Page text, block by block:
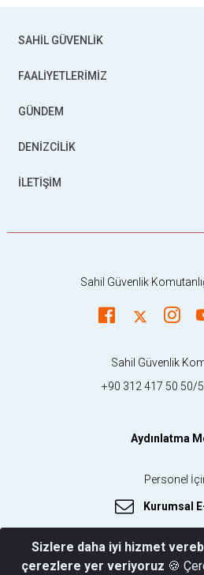
SAHİL GÜVENLİK
FAALİYETLERİMİZ
GÜNDEM
DENİZCİLİK
İLETİŞİM
Sahil Güvenlik
Sahil Güvenlik
+90 312 417 50 50/
Aydınlatma
Personel
Kurumsal
Sizlere daha iyi hizmet
çerezlere yer veriyoruz 🍪